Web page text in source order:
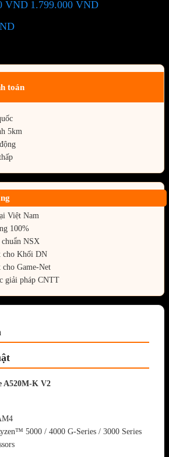
VND 1.799.000 VND
toán
5km
Việt Nam
100%
NSX
cho Khối DN
Game-Net
giải pháp CNTT
A520M-K V2
5000 / 4000 G-Series / 3000 Series